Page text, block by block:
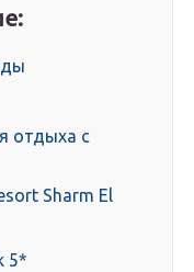
отдыха с
Sharm El
5*